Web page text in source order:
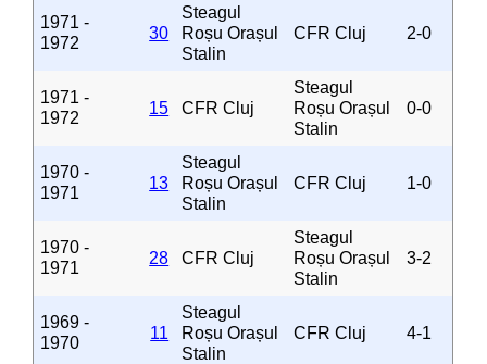
1971 -
1972
30
Steagul
Roșu Orașul
Stalin
CFR Cluj 2-0
1971 -
1972
15 CFR Cluj
Steagul
Roșu Orașul
Stalin
0-0
1970 -
1971
13
Steagul
Roșu Orașul
Stalin
CFR Cluj 1-0
1970 -
1971
28 CFR Cluj
Steagul
Roșu Orașul
Stalin
3-2
1969 -
1970
11
Steagul
Roșu Orașul
Stalin
CFR Cluj 4-1